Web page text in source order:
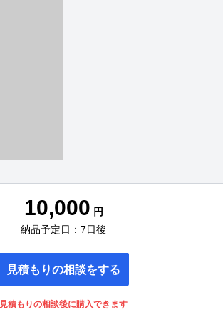
10,000 円
納品予定日：7日後
見積もりの相談をする
見積もりの相談後に購入できます